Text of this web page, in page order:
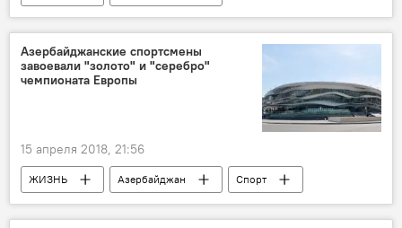
Происшествия
ТЕХНОЛОГИИ
Новости
Гаджет
преступники
Азербайджанские спортсмены
завоевали "золото" и "серебро"
чемпионата Европы
15 апреля 2018, 21:56
ЖИЗНЬ Азербайджан
Спорт
Новости